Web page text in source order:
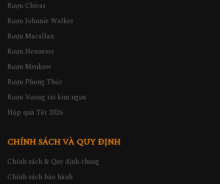
Rượu Chivas
Rượu Johnnie Walker
Rượu Macallan
Rượu Hennessy
Rượu Meukow
Rượu Phong Thủy
Rượu Vương tài kim ngưu
Hộp quà Tết 2026
CHÍNH SÁCH VÀ QUY ĐỊNH
Chính sách & Quy định chung
Chính sách bảo hành